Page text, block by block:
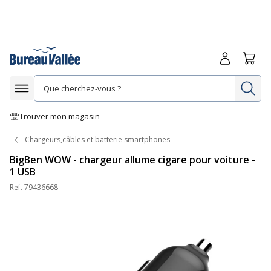
Afficher la navigation
Trouver mon magasin
Me
Chargeurs,câbles et batterie smartphones
BigBen WOW - chargeur allume cigare pour voiture -
1 USB
Ref. 79436668